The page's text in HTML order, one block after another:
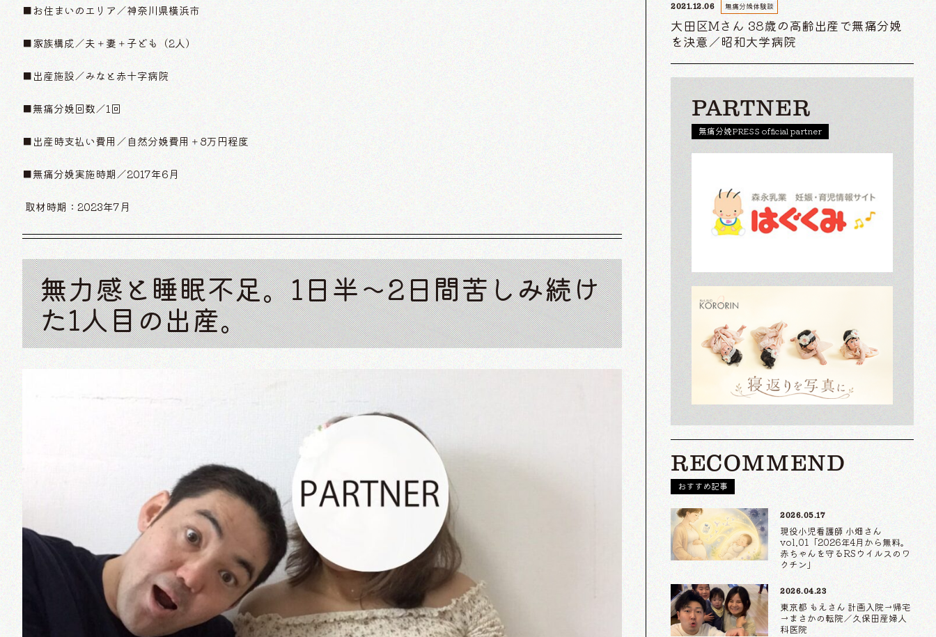
■お住まいのエリア／神奈川県横浜市
■家族構成／夫＋妻＋子ども（2人）
■出産施設／みなと赤十字病院
■無痛分娩回数／1回
■出産時支払い費用／自然分娩費用＋8万円程度
■無痛分娩実施時期／2017年6月
取材時期：2023年7月
無力感と睡眠不足。1日半〜2日間苦しみ続け
た1人目の出産。
2021.12.06 無痛分娩体験談
大田区Mさん 38歳の高齢出産で無痛分娩
を決意／昭和大学病院
PARTNER
無痛分娩PRESS official partner
RECOMMEND
おすすめ記事
2026.05.17
現役小児看護師 小畑さん
vol.01「2026年4月から無料。
赤ちゃんを守るRSウイルスのワ
クチン」
2026.04.23
東京都 もえさん 計画入院→帰宅
→まさかの転院／久保田産婦人
科医院